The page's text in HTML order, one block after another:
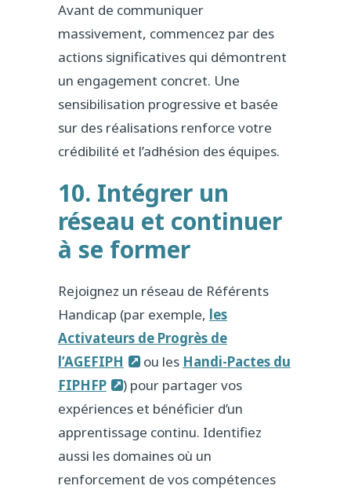
Avant de communiquer
massivement, commencez par des
actions significatives qui démontrent
un engagement concret. Une
sensibilisation progressive et basée
sur des réalisations renforce votre
crédibilité et l’adhésion des équipes.
10. Intégrer un
réseau et continuer
à se former
Rejoignez un réseau de Référents
Handicap (par exemple, les
Activateurs de Progrès de
l’AGEFIPH
ou les Handi-Pactes du
FIPHFP
) pour partager vos
expériences et bénéficier d’un
apprentissage continu. Identifiez
aussi les domaines où un
renforcement de vos compétences